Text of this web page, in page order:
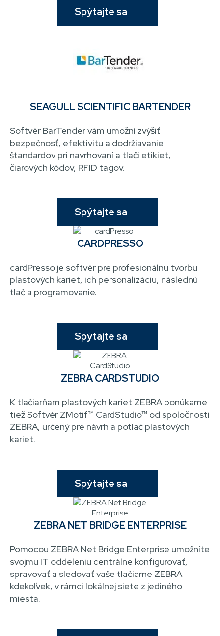
Spýtajte sa
SEAGULL SCIENTIFIC BARTENDER
Softvér BarTender vám umožní zvýšiť
bezpečnosť, efektivitu a dodržiavanie
štandardov pri navrhovaní a tlači etikiet,
čiarových kódov, RFID tagov.
Spýtajte sa
CARDPRESSO
cardPresso je softvér pre profesionálnu tvorbu
plastových kariet, ich personalizáciu, následnú
tlač a programovanie.
Spýtajte sa
ZEBRA CARDSTUDIO
K tlačiarňam plastových kariet ZEBRA ponúkame
tiež Softvér ZMotif™ CardStudio™ od spoločnosti
ZEBRA, určený pre návrh a potlač plastových
kariet.
Spýtajte sa
ZEBRA NET BRIDGE ENTERPRISE
Pomocou ZEBRA Net Bridge Enterprise umožníte
svojmu IT oddeleniu centrálne konfigurovať,
spravovať a sledovať vaše tlačiarne ZEBRA
kdekoľvek, v rámci lokálnej siete z jediného
miesta.